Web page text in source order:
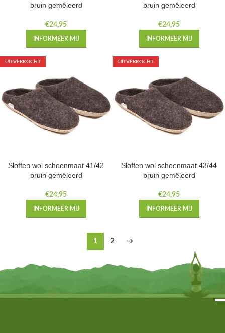
bruin gemêleerd
€24,95
INFORMEER MIJ
bruin gemêleerd
€24,95
INFORMEER MIJ
UITVERKOCHT
Sloffen wol schoenmaat 41/42
bruin gemêleerd
€24,95
INFORMEER MIJ
UITVERKOCHT
Sloffen wol schoenmaat 43/44
bruin gemêleerd
€24,95
INFORMEER MIJ
1 2 →